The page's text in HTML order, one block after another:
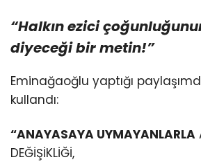
“Halkın ezici
diyeceği bir metin!”
Eminağaoğlu yaptığı
kullandı:
“ANAYASAYA UYMAYANLARLA
DEĞİŞİKLİĞİ,